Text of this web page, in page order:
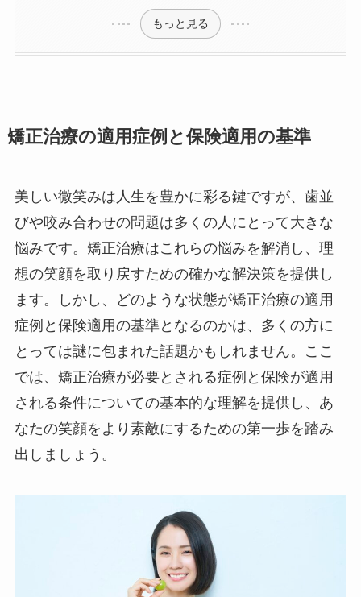
もっと見る
矯正治療の適用症例と保険適用の基準
美しい微笑みは人生を豊かに彩る鍵ですが、歯並
びや咬み合わせの問題は多くの人にとって大きな
悩みです。矯正治療はこれらの悩みを解消し、理
想の笑顔を取り戻すための確かな解決策を提供し
ます。しかし、どのような状態が矯正治療の適用
症例と保険適用の基準となるのかは、多くの方に
とっては謎に包まれた話題かもしれません。ここ
では、矯正治療が必要とされる症例と保険が適用
される条件についての基本的な理解を提供し、あ
なたの笑顔をより素敵にするための第一歩を踏み
出しましょう。